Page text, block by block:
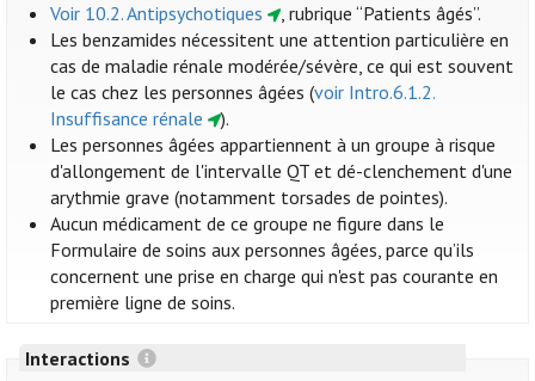
Voir 10.2. Antipsychotiques
, rubrique “Patients âgés”.
Les benzamides nécessitent une attention particulière en
cas de maladie rénale modérée/sévère, ce qui est souvent
le cas chez les personnes âgées (voir Intro.6.1.2.
Insuffisance rénale
).
Les personnes âgées appartiennent à un groupe à risque
d'allongement de l'intervalle QT et dé-clenchement d'une
arythmie grave (notamment torsades de pointes).
Aucun médicament de ce groupe ne figure dans le
Formulaire de soins aux personnes âgées, parce qu’ils
concernent une prise en charge qui n'est pas courante en
première ligne de soins.
Interactions